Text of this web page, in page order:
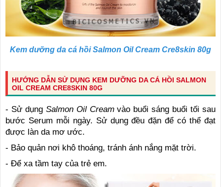
Kem dưỡng da cá hồi Salmon Oil Cream Cre8skin 80g
HƯỚNG DẪN SỬ DỤNG KEM DƯỠNG DA CÁ HỒI SALMON
OIL CREAM CRE8SKIN 80G
- Sử dụng Salmon Oil Creamvào buổi sáng buổi tối sau
bước Serum mỗi ngày. Sử dụng đều đặn để có thể đạt
được làn da mơ ước.
- Bảo quản nơi khô thoáng, tránh ánh nắng mặt trời.
- Để xa tầm tay của trẻ em.